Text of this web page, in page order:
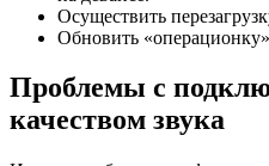
Осуществить
Обновить
Проблемы с
качеством звука